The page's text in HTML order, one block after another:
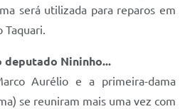
será utilizada para reparos em
Taquari.
deputado Nininho...
Aurélio e a primeira-dama
se reuniram mais uma vez com